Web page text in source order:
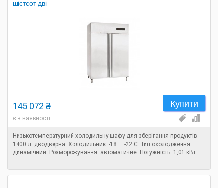
шістсот дві
Купити
145 072 ₴
є в наявності
Низькотемпературний холодильну шафу для зберігання продуктів
1400 л. дводверна. Холодильник: -18 ... -22 С. Тип охолодження:
динамічний. Розморожування: автоматичне. Потужність: 1,01 кВт.